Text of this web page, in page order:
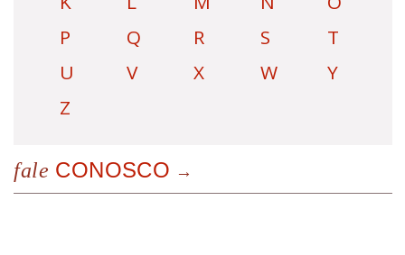
P
Q R S
T
U
V X W
Y
Z
fale CONOSCO